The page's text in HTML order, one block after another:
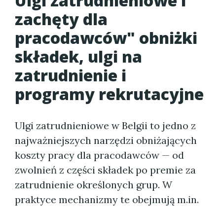
zachęty dla
pracodawców" obniżki
składek, ulgi na
zatrudnienie i
programy rekrutacyjne
Ulgi zatrudnieniowe w Belgii to jedno z
najważniejszych narzędzi obniżających
koszty pracy dla pracodawców — od
zwolnień z części składek po premie za
zatrudnienie określonych grup. W
praktyce mechanizmy te obejmują m.in.